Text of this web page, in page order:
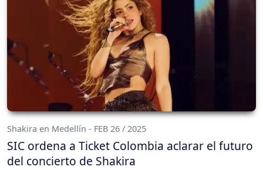
Shakira en Medellín - FEB 26 / 2025
SIC ordena a Ticket Colombia aclarar el futuro
del concierto de Shakira